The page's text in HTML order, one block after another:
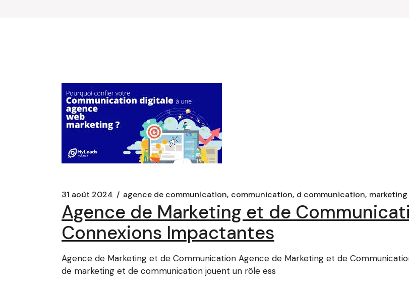
31 août 2024 agence de communication communication d communication marketing
Agence de Marketing et de
Connexions Impactantes
Agence de Marketing et de Communication Agence de Marketing et de
de marketing et de communication jouent un rôle ess